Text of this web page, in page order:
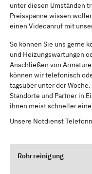
unter diesen Umständen
Preisspanne wissen
einen Videoanruf mit
So können Sie uns gerne
und Heizungswartungen
Anschließen von
können wir telefonisch
tagsüber unter der
Standorte und Partner in
ihnen meist schneller
Unsere Notdienst
Rohrreinigung